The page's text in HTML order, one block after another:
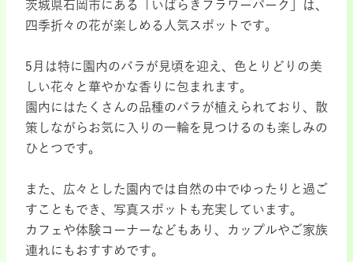
茨城県石岡市にある「いばらきフラワーパーク」は、
四季折々の花が楽しめる人気スポットです。
5月は特に園内のバラが見頃を迎え、色とりどりの美
しい花々と華やかな香りに包まれます。
園内にはたくさんの品種のバラが植えられており、散
策しながらお気に入りの一輪を見つけるのも楽しみの
ひとつです。
また、広々とした園内では自然の中でゆったりと過ご
すこともでき、写真スポットも充実しています。
カフェや体験コーナーなどもあり、カップルやご家族
連れにもおすすめです。